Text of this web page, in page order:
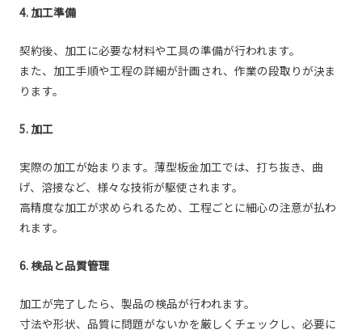
4. 加工準備
契約後、加工に必要な材料や工具の準備が行われます。
また、加工手順や工程の詳細が計画され、作業の段取りが決ま
ります。
5. 加工
実際の加工が始まります。薄型板金加工では、打ち抜き、曲
げ、溶接など、様々な技術が駆使されます。
高精度な加工が求められるため、工程ごとに細心の注意が払わ
れます。
6. 検品と品質管理
加工が完了したら、製品の検品が行われます。
寸法や形状、品質に問題がないかを厳しくチェックし、必要に